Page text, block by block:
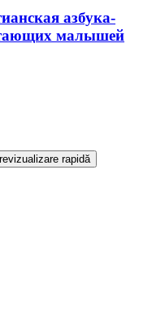
азбука-
малышей
rapidă